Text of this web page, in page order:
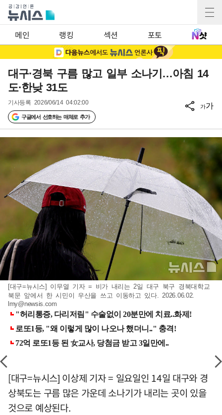
메인 랭킹 섹션 포토
대구·경북 구름 많고 일부 소나기…아침 14
도·한낮 31도
기사등록 2026/06/14 04:02:00
구글에서 선호하는 매체로 추가
가가
[대구=뉴시스] 이무열 기자 = 비가 내리는 2일 대구 북구 경북대학교
북문 앞에서 한 시민이 우산을 쓰고 이동하고 있다. 2026.06.02.
lmy@newsis.com
[대구=뉴시스] 이상제 기자 = 일요일인 14일 대구와 경
상북도는 구름 많은 가운데 소나기가 내리는 곳이 있을
것으로 예상된다.